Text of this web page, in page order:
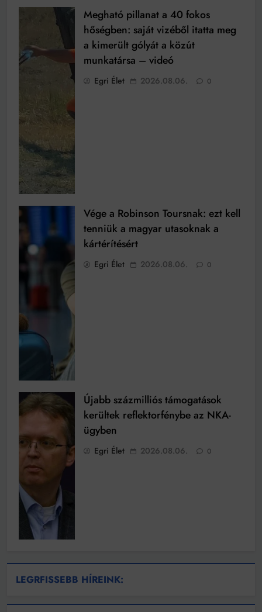
Megható pillanat a 40 fokos
hőségben: saját vizéből itatta meg
a kimerült gólyát a közút
munkatársa – videó
Egri Élet 2026.08.06. 0
Vége a Robinson Toursnak: ezt kell
tenniük a magyar utasoknak a
kártérítésért
Egri Élet 2026.08.06. 0
Újabb százmilliós támogatások
kerültek reflektorfénybe az NKA-
ügyben
Egri Élet 2026.08.06. 0
LEGRFISSEBB HÍREINK: